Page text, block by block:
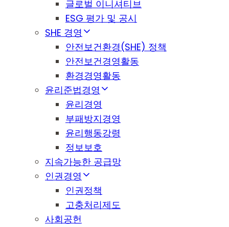
글로벌 이니셔티브
ESG 평가 및 공시
SHE 경영
안전보건환경(SHE) 정책
안전보건경영활동
환경경영활동
윤리준법경영
윤리경영
부패방지경영
윤리행동강령
정보보호
지속가능한 공급망
인권경영
인권정책
고충처리제도
사회공헌